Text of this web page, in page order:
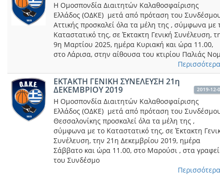
Η Ομοσπονδία Διαιτητών Καλαθοσφαίρισης
Ελλάδος (ΟΔΚΕ) μετά από πρόταση του
Αττικής προσκαλεί όλα τα μέλη της , σύμφωνα με
Καταστατικό της, σε Έκτακτη Γενική Συνέλευση,
9η Μαρτίου 2025, ημέρα Κυριακή και ώρα 11.00,
στο Λάρισα, στην αίθουσα του κτιρίου Παλιάς
ΕKTAKTH ΓΕΝΙΚΗ ΣΥΝΕΛΕΥΣΗ 21η
ΔΕΚΕΜΒΡΙΟΥ 2019 2019-12-
Η Ομοσπονδία Διαιτητών Καλαθοσφαίρισης
Ελλάδος (ΟΔΚΕ) μετά από πρόταση του
Θεσσαλονίκης προσκαλεί όλα τα μέλη της ,
σύμφωνα με το Καταστατικό της, σε Έκτακτη
Συνέλευση, την 21η Δεκεμβρίου 2019, ημέρα
Σάββατο και ώρα 11.00, στο Μαρούσι , στα
του Συνδέσμο